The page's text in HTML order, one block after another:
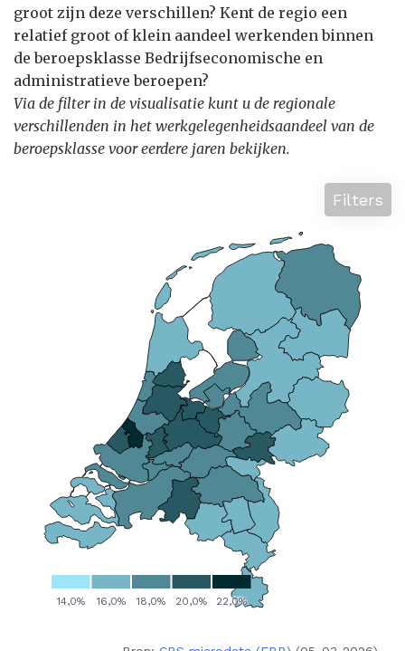
groot zijn deze verschillen? Kent de regio een
relatief groot of klein aandeel werkenden binnen
de beroepsklasse Bedrijfseconomische en
administratieve beroepen?
Via de filter in de visualisatie kunt u de regionale
verschillenden in het werkgelegenheidsaandeel van de
beroepsklasse voor eerdere jaren bekijken.
Filters